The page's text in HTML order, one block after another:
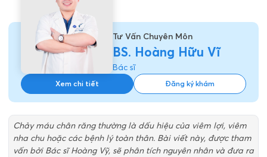
Tư Vấn Chuyên Môn
BS. Hoàng Hữu Vĩ
Bác sĩ
Xem chi tiết Đăng ký khám
Chảy máu chân răng thường là dấu hiệu của viêm lợi, viêm
nha chu hoặc các bệnh lý toàn thân. Bài viết này, được tham
vấn bởi Bác sĩ Hoàng Vỹ, sẽ phân tích nguyên nhân và đưa ra